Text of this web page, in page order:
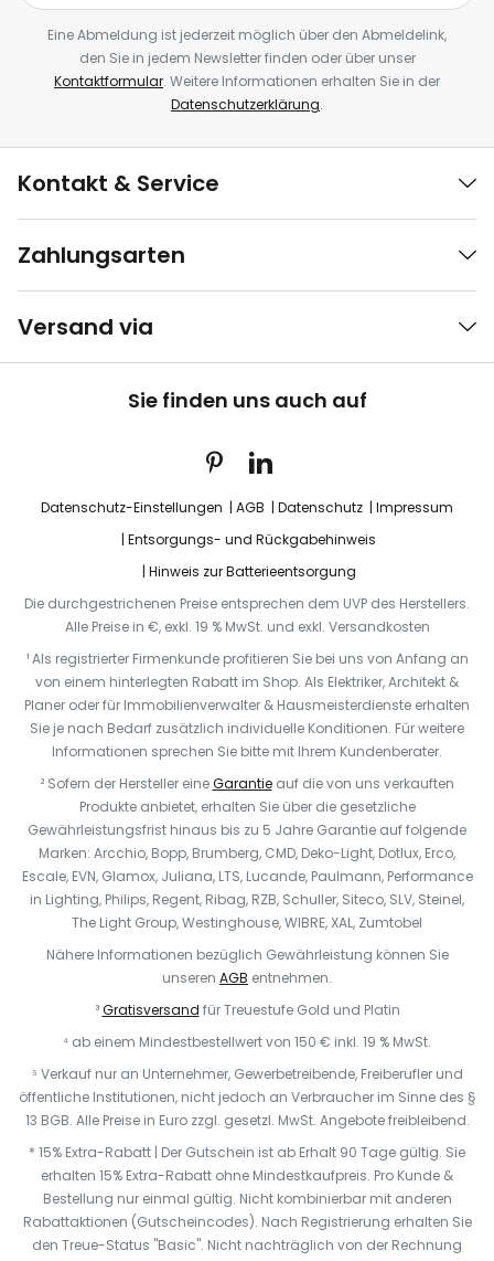
Eine Abmeldung ist jederzeit möglich über den Abmeldelink,
den Sie in jedem Newsletter finden oder über unser
Kontaktformular. Weitere Informationen erhalten Sie in der
Datenschutzerklärung.
Kontakt & Service
Zahlungsarten
Versand via
Sie finden uns auch auf
Datenschutz-Einstellungen AGB Datenschutz
Impressum
Entsorgungs- und Rückgabehinweis
Hinweis zur Batterieentsorgung
Die durchgestrichenen Preise entsprechen dem UVP des Herstellers.
Alle Preise in €, exkl. 19 % MwSt. und exkl. Versandkosten
¹ Als registrierter Firmenkunde profitieren Sie bei uns von Anfang an
von einem hinterlegten Rabatt im Shop. Als Elektriker, Architekt &
Planer oder für Immobilienverwalter & Hausmeisterdienste erhalten
Sie je nach Bedarf zusätzlich individuelle Konditionen. Für weitere
Informationen sprechen Sie bitte mit Ihrem Kundenberater.
² Sofern der Hersteller eineGarantieauf die von uns verkauften
Produkte anbietet, erhalten Sie über die gesetzliche
Gewährleistungsfrist hinaus bis zu 5 Jahre Garantie auf folgende
Marken: Arcchio, Bopp, Brumberg, CMD, Deko-Light, Dotlux, Erco,
Escale, EVN, Glamox, Juliana, LTS, Lucande, Paulmann, Performance
in Lighting, Philips, Regent, Ribag, RZB, Schuller, Siteco, SLV, Steinel,
The Light Group, Westinghouse, WIBRE, XAL, Zumtobel
Nähere Informationen bezüglich Gewährleistung können Sie
unseren AGB entnehmen.
³Gratisversand für Treuestufe Gold und Platin
⁴ ab einem Mindestbestellwert von 150 € inkl. 19 % MwSt.
⁵ Verkauf nur an Unternehmer, Gewerbetreibende, Freiberufler und
öffentliche Institutionen, nicht jedoch an Verbraucher im Sinne des §
13 BGB. Alle Preise in Euro zzgl. gesetzl. MwSt. Angebote freibleibend.
* 15% Extra-Rabatt | Der Gutschein ist ab Erhalt 90 Tage gültig. Sie
erhalten 15% Extra-Rabatt ohne Mindestkaufpreis. Pro Kunde &
Bestellung nur einmal gültig. Nicht kombinierbar mit anderen
Rabattaktionen (Gutscheincodes). Nach Registrierung erhalten Sie
den Treue-Status "Basic". Nicht nachträglich von der Rechnung